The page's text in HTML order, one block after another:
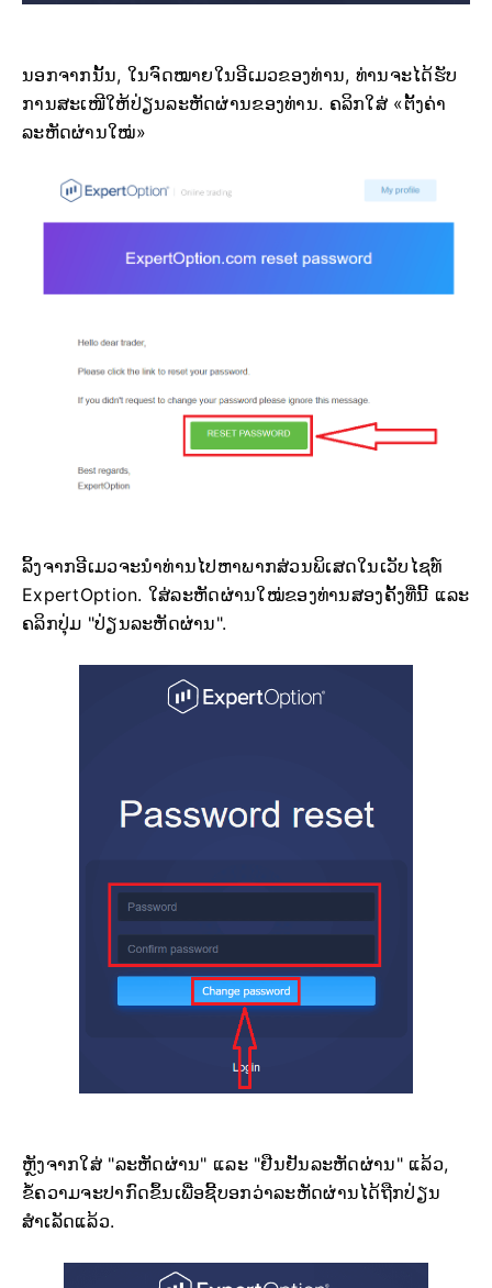
ນອກຈາກນັ້ນ, ໃນຈົດໝາຍໃນອີເມວຂອງທ່ານ, ທ່ານຈະໄດ້ຮັບ
ການສະເໜີໃຫ້ປ່ຽນລະຫັດຜ່ານຂອງທ່ານ. ຄລິກໃສ່ «ຕັ້ງຄ່າ
ລະຫັດຜ່ານໃໝ່»
ລິ້ງຈາກອີເມວຈະນຳທ່ານໄປຫາພາກສ່ວນພິເສດໃນເວັບໄຊທ໌
ExpertOption. ໃສ່ລະຫັດຜ່ານໃໝ່ຂອງທ່ານສອງຄັ້ງທີ່ນີ້ ແລະ
ຄລິກປຸ່ມ "ປ່ຽນລະຫັດຜ່ານ".
ຫຼັງຈາກໃສ່ "ລະຫັດຜ່ານ" ແລະ "ຢືນຢັນລະຫັດຜ່ານ" ແລ້ວ,
ຂໍ້ຄວາມຈະປາກົດຂຶ້ນເພື່ອຊີ້ບອກວ່າລະຫັດຜ່ານໄດ້ຖືກປ່ຽນ
ສຳເລັດແລ້ວ.